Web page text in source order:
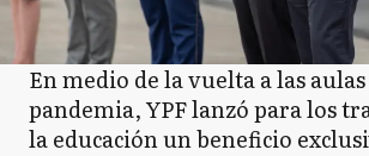
En medio de la vuelta a las
pandemia, YPF lanzó para los
la educación un beneficio